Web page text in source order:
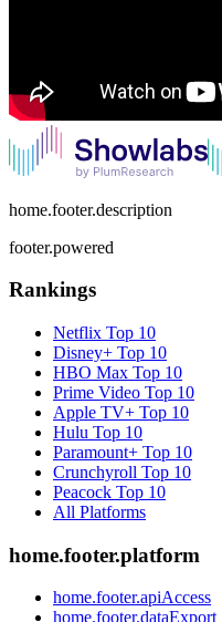
home.footer.description
footer.powered
Rankings
Netflix Top 10
Disney+ Top 10
HBO Max Top 10
Prime Video Top 10
Apple TV+ Top 10
Hulu Top 10
Paramount+ Top 10
Crunchyroll Top 10
Peacock Top 10
All Platforms
home.footer.platform
home.footer.apiAccess
home.footer.dataExport